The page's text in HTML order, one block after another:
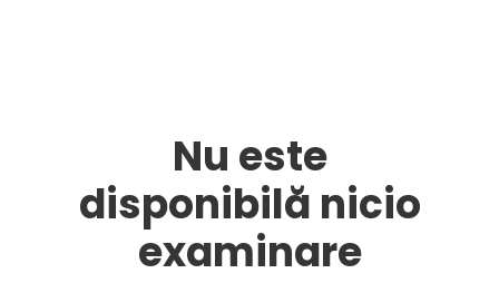
Nu este
disponibilă nicio
examinare